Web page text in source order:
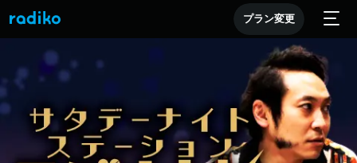
プラン変更